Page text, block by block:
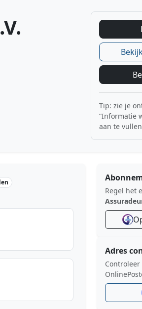
Tip: zie je
“Informatie
aan te
Regel het
Adres